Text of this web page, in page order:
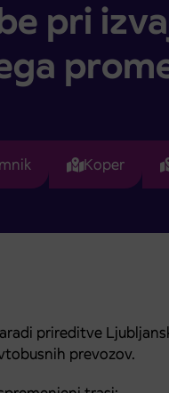
pri
Koper
prireditve
prevozov.